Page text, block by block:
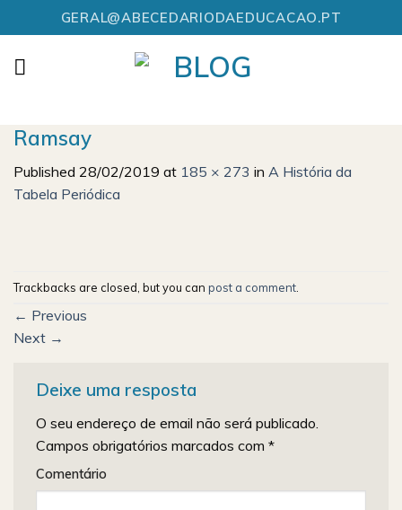
to
content
GERAL@ABECEDARIODAEDUCACAO.PT
Ramsay
Published 28/02/2019 at 185 × 273 in A História da
Tabela Periódica
Trackbacks are closed, but you can post a comment
← Previous
Next →
Deixe uma resposta
O seu endereço de email não será publicado.
Campos obrigatórios marcados com *
Comentário